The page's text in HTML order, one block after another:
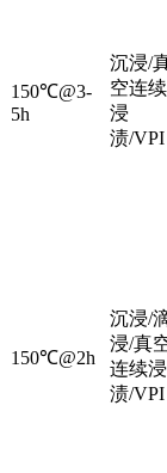
150℃@3-
5h
沉浸/
空连续
浸
渍/VPI
150℃@2h
沉浸/
浸/真
连续浸
渍/VPI